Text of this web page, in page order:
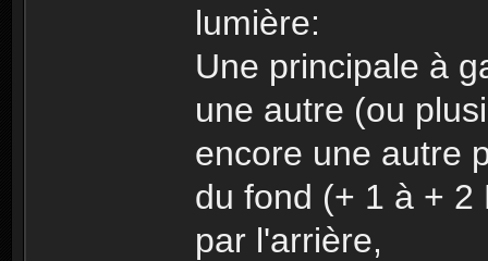
lumière:
Une principale à
une autre (ou
encore une autre
du fond (+ 1 à + 2
par l'arrière,